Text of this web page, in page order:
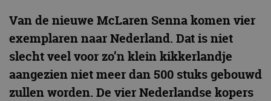
Van de nieuwe McLaren Senna komen vier
exemplaren naar Nederland. Dat is niet
slecht veel voor zo’n klein kikkerlandje
aangezien niet meer dan 500 stuks gebouwd
zullen worden. De vier Nederlandse kopers